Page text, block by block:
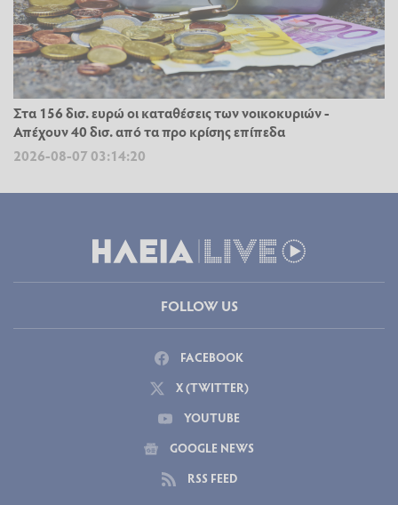
Στα 156 δισ. ευρώ οι καταθέσεις των νοικοκυριών -
Απέχουν 40 δισ. από τα προ κρίσης επίπεδα
2026-08-07 03:14:20
FOLLOW US
FACEBOOK
X (TWITTER)
YOUTUBE
GOOGLE NEWS
RSS FEED